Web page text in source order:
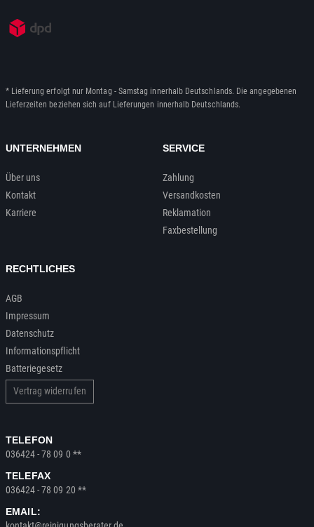
* Lieferung erfolgt nur Montag - Samstag innerhalb Deutschlands. Die angegebenen
Lieferzeiten beziehen sich auf Lieferungen innerhalb Deutschlands.
UNTERNEHMEN
Über uns
Kontakt
Karriere
SERVICE
Zahlung
Versandkosten
Reklamation
Faxbestellung
RECHTLICHES
AGB
Impressum
Datenschutz
Informationspflicht
Batteriegesetz
Vertrag widerrufen
TELEFON
036424 - 78 09 0 **
TELEFAX
036424 - 78 09 20 **
EMAIL: